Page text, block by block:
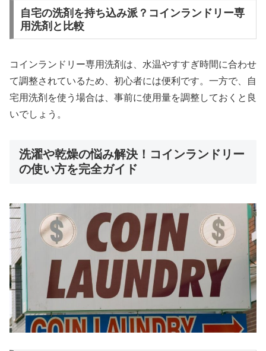
自宅の洗剤を持ち込み派？コインランドリー専
用洗剤と比較
コインランドリー専用洗剤は、水温やすすぎ時間に合わせ
て調整されているため、初心者には便利です。一方で、自
宅用洗剤を使う場合は、事前に使用量を調整しておくと良
いでしょう。
洗濯や乾燥の悩み解決！コインランドリー
の使い方を完全ガイド